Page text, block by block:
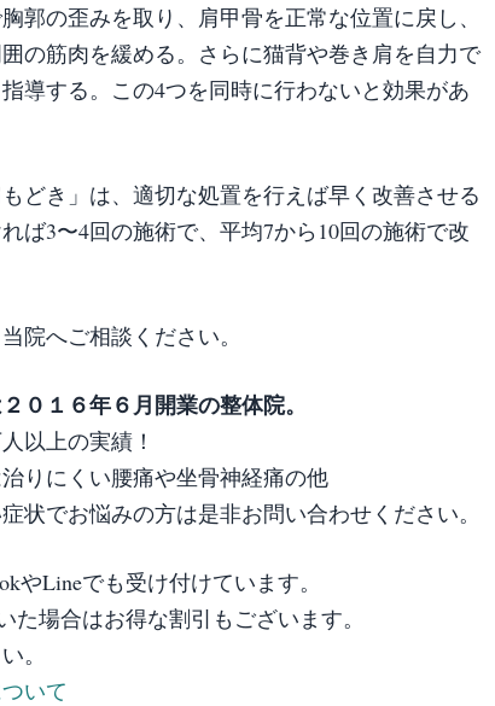
郭の歪みを取り、肩甲骨を正常な位置に戻し、
の筋肉を緩める。さらに猫背や巻き肩を自力で
導する。この4つを同時に行わないと効果があ
どき」は、適切な処置を行えば早く改善させる
ば3〜4回の施術で、平均7から10回の施術で改
院へご相談ください。
０１６年６月開業の整体院。
以上の実績！
りにくい腰痛や坐骨神経痛の他
状でお悩みの方は是非お問い合わせください。
やLineでも受け付けています。
た場合はお得な割引もございます。
。
いて